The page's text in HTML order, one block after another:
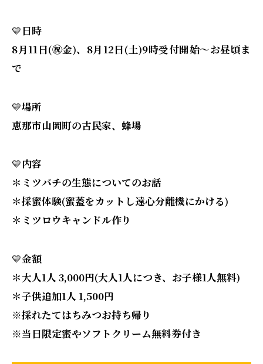
💛 日時
8月11日(㊗️金)、8月12日(土)9時受付開始～お昼頃ま
で
💛場所
恵那市山岡町の古民家、蜂場
💛内容
＊ミツバチの生態についてのお話
＊採蜜体験(蜜蓋をカットし遠心分離機にかける)
＊ミツロウキャンドル作り
💛金額
＊大人1人 3,000円(大人1人につき、お子様1人無料)
＊子供追加1人 1,500円
※採れたてはちみつお持ち帰り
※当日限定蜜やソフトクリーム無料券付き